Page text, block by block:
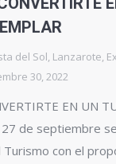
del Sol, Lanzarote,
30, 2022
EN UN
27 de septiembre
Turismo con el